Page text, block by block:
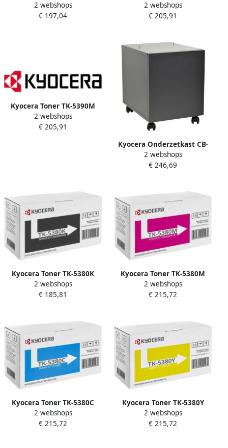
zwart
2 webshops
€ 197,04
blauw
2 webshops
€ 205,91
Kyocera Toner TK-5390M
rood
2 webshops
€ 205,91
Kyocera Onderzetkast CB-
5150H hout hoog
2 webshops
€ 246,69
Kyocera Toner TK-5380K
zwart
2 webshops
€ 185,81
Kyocera Toner TK-5380M
rood
2 webshops
€ 215,72
Kyocera Toner TK-5380C
blauw
2 webshops
€ 215,72
Kyocera Toner TK-5380Y
geel
2 webshops
€ 215,72